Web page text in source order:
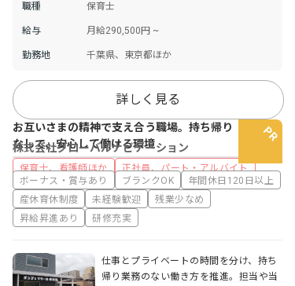
職種 保育士
給与 月給290,500円 ~
勤務地 千葉県、東京都ほか
詳しく見る
株式会社グローバルナビゲーション
保育士、看護師ほか 正社員、パート・アルバイト
お互いさまの精神で支え合う職場。持ち帰り
なしで、安心して働ける環境
ボーナス・賞与あり ブランクOK
年間休日120日以上
産休育休制度
未経験歓迎
残業少なめ
昇給昇進あり
研修充実
仕事とプライベートの時間を分け、持ち
帰り業務のない働き方を推進。担当や当